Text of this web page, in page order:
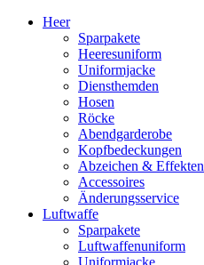
Heer
Sparpakete
Heeresuniform
Uniformjacke
Diensthemden
Hosen
Röcke
Abendgarderobe
Kopfbedeckungen
Abzeichen & Effekten
Accessoires
Änderungsservice
Luftwaffe
Sparpakete
Luftwaffenuniform
Uniformjacke